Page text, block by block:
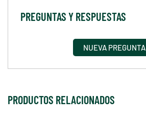
PREGUNTAS Y RESPUESTAS
NUEVA PREGUNTA
PRODUCTOS RELACIONADOS